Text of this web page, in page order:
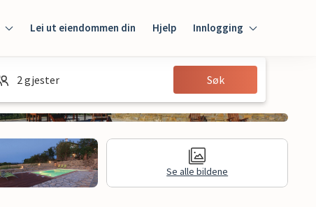
Lei ut eiendommen din Hjelp Innlogging
Innlogging
Gjest
2 gjester Søk
Se alle bildene